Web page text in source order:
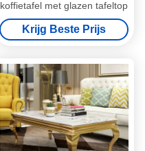
koffietafel met glazen tafeltop
Krijg Beste Prijs